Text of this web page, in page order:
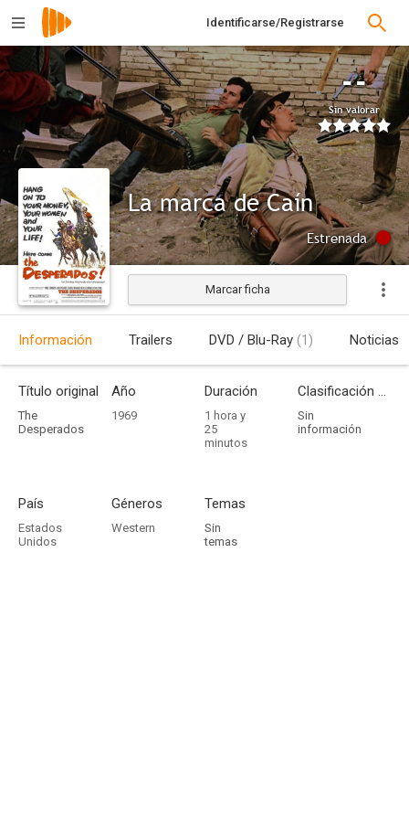
Identificarse/Registrarse
--
Sin valorar
La marca de Caín
Estrenada
Marcar ficha
Información Trailers DVD / Blu-Ray (1) Noticias
Título original
The
Desperados
Año
1969
Duración
1 hora y
25
minutos
Clasificación por edades
Sin
información
País
Estados
Unidos
Géneros
Western
Temas
Sin
temas